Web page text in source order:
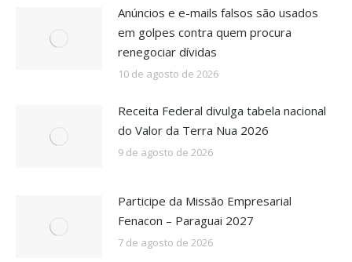
Anúncios e e-mails falsos são usados
em golpes contra quem procura
renegociar dívidas
10 de agosto de 2026
Receita Federal divulga tabela nacional
do Valor da Terra Nua 2026
9 de agosto de 2026
Participe da Missão Empresarial
Fenacon – Paraguai 2027
7 de agosto de 2026